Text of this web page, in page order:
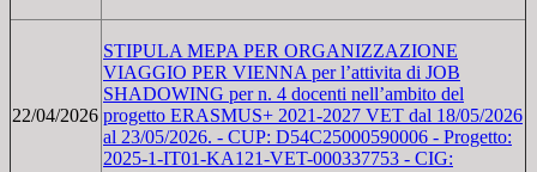
22/04/2026
STIPULA MEPA PER ORGANIZZAZIONE
VIAGGIO PER VIENNA per l’attivita di JOB
SHADOWING per n. 4 docenti nell’ambito del
progetto ERASMUS+ 2021-2027 VET dal 18/05/2026
al 23/05/2026. - CUP: D54C25000590006 - Progetto:
2025-1-IT01-KA121-VET-000337753 - CIG: